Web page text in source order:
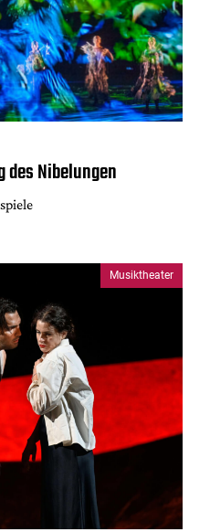
des Nibelungen
Musiktheater